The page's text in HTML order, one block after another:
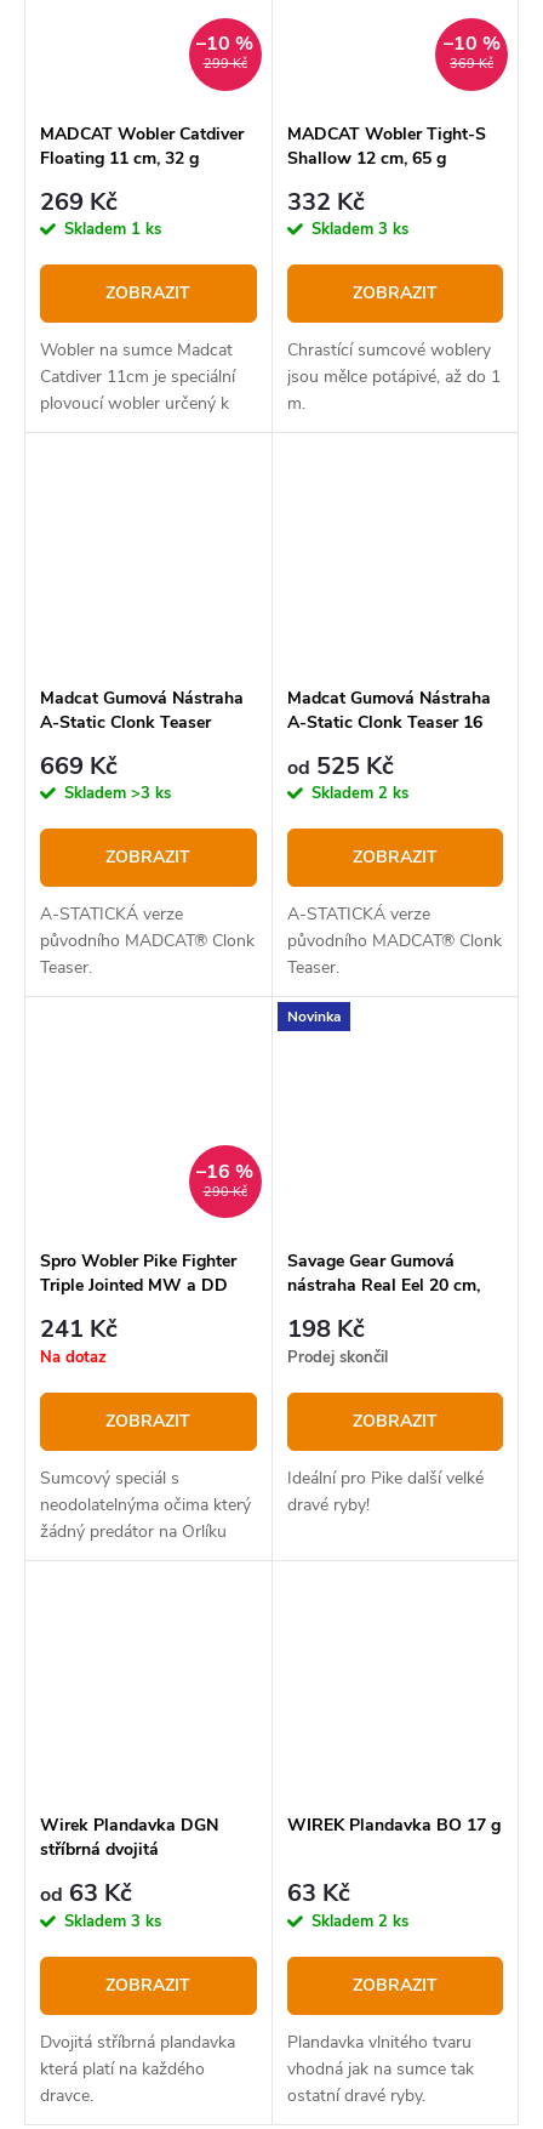
299 Kč
–10 %
MADCAT Wobler Catdiver
Floating 11 cm, 32 g
269 Kč
Skladem 1 ks
ZOBRAZIT
Wobler na sumce Madcat
Catdiver 11cm je speciální
plovoucí wobler určený k
lovu sumců.
369 Kč
–10 %
MADCAT Wobler Tight-S
Shallow 12 cm, 65 g
332 Kč
Skladem 3 ks
ZOBRAZIT
Chrastící sumcové woblery
jsou mělce potápivé, až do 1
m.
Madcat Gumová Nástraha
A-Static Clonk Teaser
669 Kč
Skladem >3 ks
ZOBRAZIT
A-STATICKÁ verze
původního MADCAT® Clonk
Teaser.
Madcat Gumová Nástraha
A-Static Clonk Teaser 16
od 525 Kč
Skladem 2 ks
ZOBRAZIT
A-STATICKÁ verze
původního MADCAT® Clonk
Teaser.
290 Kč
–16 %
Spro Wobler Pike Fighter
Triple Jointed MW a DD
241 Kč
Na dotaz
ZOBRAZIT
Sumcový speciál s
neodolatelnýma očima který
žádný predátor na Orlíku
nepřehlédne.
Novinka
Savage Gear Gumová
nástraha Real Eel 20 cm,
198 Kč
Prodej skončil
ZOBRAZIT
Ideální pro Pike další velké
dravé ryby!
Wirek Plandavka DGN
stříbrná dvojitá
od 63 Kč
Skladem 3 ks
ZOBRAZIT
Dvojitá stříbrná plandavka
která platí na každého
dravce.
WIREK Plandavka BO 17 g
63 Kč
Skladem 2 ks
ZOBRAZIT
Plandavka vlnitého tvaru
vhodná jak na sumce tak
ostatní dravé ryby.